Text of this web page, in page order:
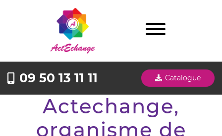
09 50 13 11 11 Catalogue
Actechange,
organisme de